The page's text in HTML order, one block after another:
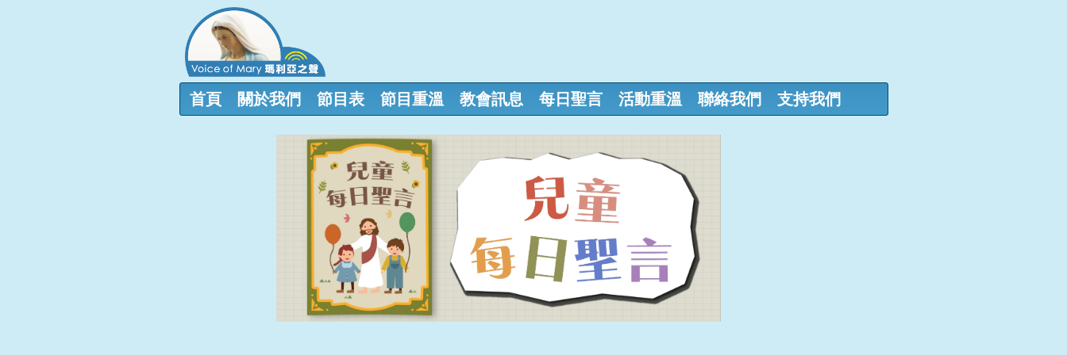
首頁 關於我們 節目表 節目重溫 教會訊息 每日聖言 活動重溫 聯絡我們 支持我們